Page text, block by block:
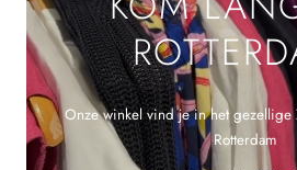
Onze winkel vind je in het gezellige
Rotterdam